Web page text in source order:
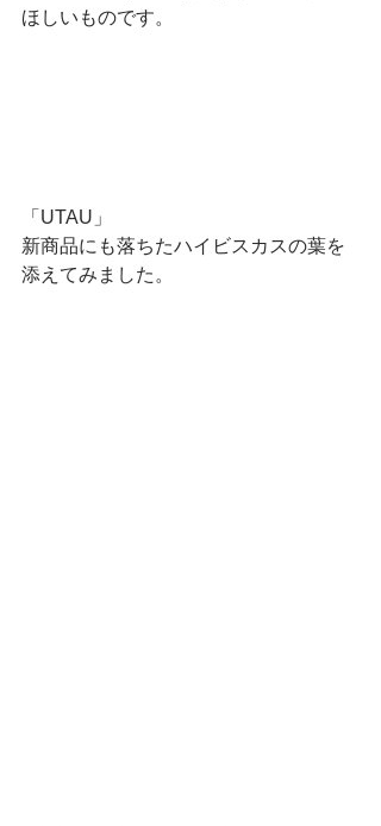
ほしいものです。
「UTAU」
新商品にも落ちたハイビスカスの葉を
添えてみました。